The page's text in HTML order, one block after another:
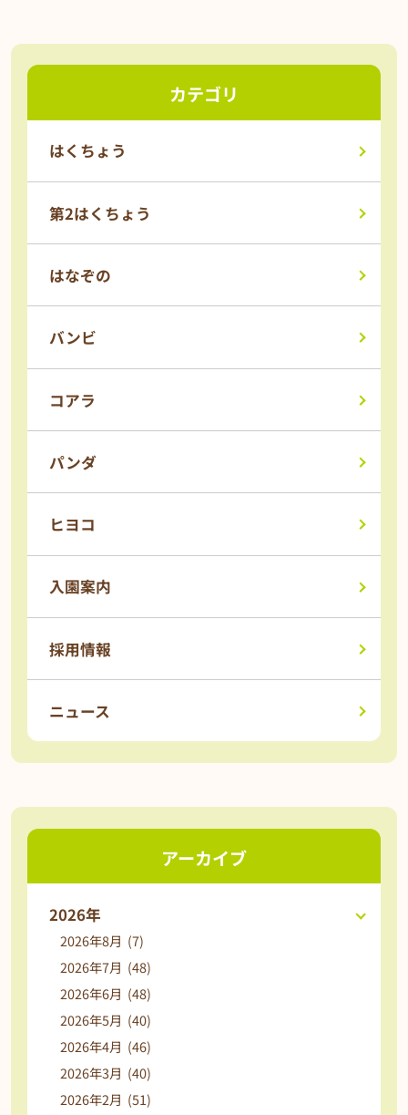
カテゴリ
はくちょう
第2はくちょう
はなぞの
バンビ
コアラ
パンダ
ヒヨコ
入園案内
採用情報
ニュース
アーカイブ
2026年
2026年8月 (7)
2026年7月 (48)
2026年6月 (48)
2026年5月 (40)
2026年4月 (46)
2026年3月 (40)
2026年2月 (51)